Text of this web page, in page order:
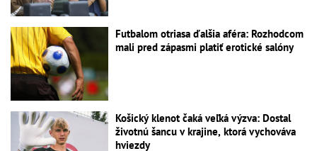
Futbalom otriasa ďalšia aféra: Rozhodcom
mali pred zápasmi platiť erotické salóny
Košický klenot čaká veľká výzva: Dostal
životnú šancu v krajine, ktorá vychováva
hviezdy